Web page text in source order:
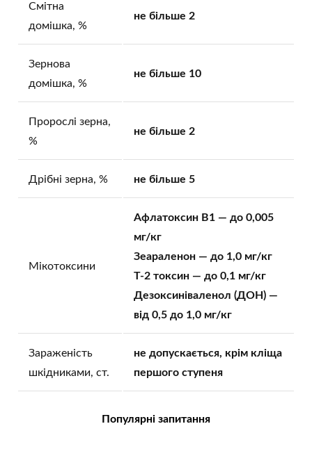
Смітна
домішка, %
не більше 2
Зернова
домішка, %
не більше 10
Пророслі зерна,
%
не більше 2
Дрібні зерна, % не більше 5
Мікотоксини
Афлатоксин B1 — до 0,005
мг/кг
Зеараленон — до 1,0 мг/кг
T-2 токсин — до 0,1 мг/кг
Дезоксиніваленол (ДОН) —
від 0,5 до 1,0 мг/кг
Зараженість
шкідниками, ст.
не допускається, крім кліща
першого ступеня
Популярні запитання